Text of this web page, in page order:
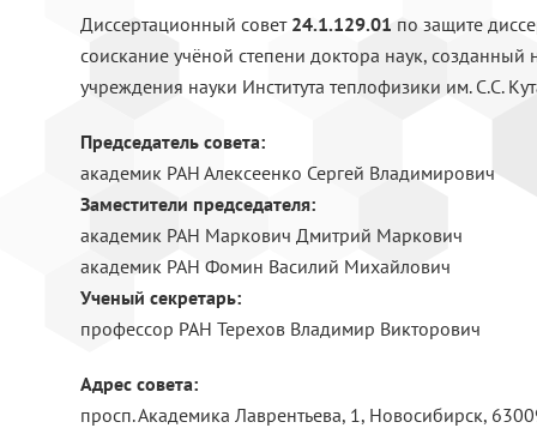
Диссертационный совет 24.1.129.01 по защите
соискание учёной степени доктора наук,
учреждения науки Института теплофизики им. С.С.
Председатель совета:
академик РАН Алексеенко Сергей Владимирович
Заместители председателя:
академик РАН Маркович Дмитрий Маркович
академик РАН Фомин Василий Михайлович
Ученый секретарь:
профессор РАН Терехов Владимир Викторович
Адрес совета:
просп. Академика Лаврентьева, 1, Новосибирск,